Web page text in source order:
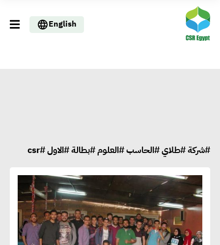
English
#شركة #طلاي #الحاسب #العلوم #بطالة #الاول #csr